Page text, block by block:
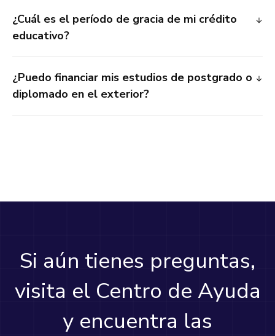
¿Cuál es el período de gracia de mi crédito
educativo?
¿Puedo financiar mis estudios de postgrado o
diplomado en el exterior?
Si aún tienes preguntas,
visita el Centro de Ayuda
y encuentra las